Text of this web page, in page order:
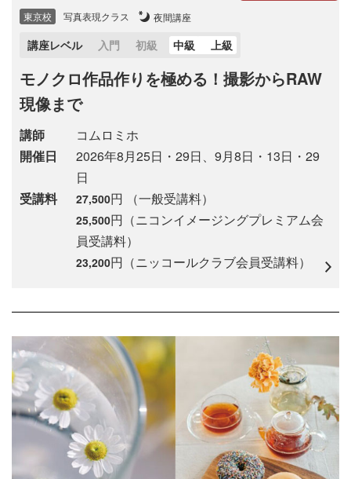
東京校 写真表現クラス 夜間講座
講座レベル 入門 初級 中級 上級
モノクロ作品作りを極める！撮影からRAW
現像まで
講師
コムロミホ
開催日
2026年8月25日・29日、9月8日・13日・29
日
受講料
27,500円 （一般受講料）
25,500円（ニコンイメージングプレミアム会
員受講料）
23,200円（ニッコールクラブ会員受講料）